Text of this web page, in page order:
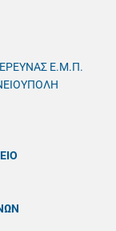
Ε.Μ.Π.